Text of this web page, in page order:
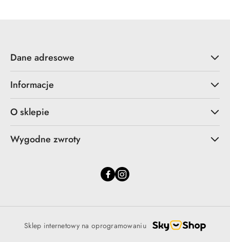
Dane adresowe
Informacje
O sklepie
Wygodne zwroty
Sklep internetowy na oprogramowaniu